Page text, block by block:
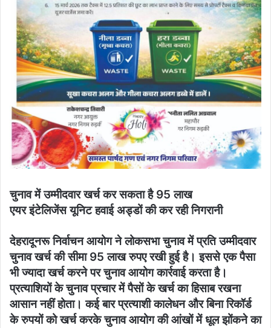
चुनाव में उम्मीदवार खर्च कर सकता है 95 लाख
एयर इंटेलिजेंस यूनिट हवाई अड्डों की कर रही निगरानी
देहरादूनरू निर्वाचन आयोग ने लोकसभा चुनाव में प्रति उम्मीदवार
चुनाव खर्च की सीमा 95 लाख रुपए रखी हुई है। इससे एक पैसा
भी ज्यादा खर्च करने पर चुनाव आयोग कार्रवाई करता है।
प्रत्याशियों के चुनाव प्रचार में पैसों के खर्च का हिसाब रखना
आसान नहीं होता। कई बार प्रत्याशी कालेधन और बिना रिकॉर्ड
के रुपयों को खर्च करके चुनाव आयोग की आंखों में धूल झोंकने का